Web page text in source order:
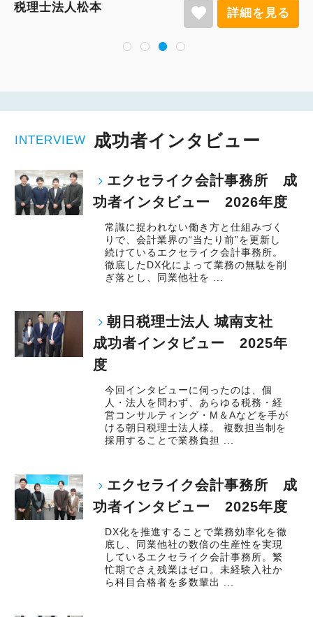
税理士法人松本 favorite 詳細を見る
INTERVIEW 成功者インタビュー
エクセライク会計事務所 成
功者インタビュー 2026年度
常識に捉われない働き方と仕組みづく
りで、会計業界の“当たり前”を更新し
続けているエクセライク会計事務所。
徹底したDX化によって業務の無駄を削
ぎ落とし、同業他社を ...
朝日税理士法人 城南支社
成功者インタビュー 2025年
度
今回インタビューに伺ったのは、個
人・法人を問わず、あらゆる税務・経
営コンサルティング・M＆Aなどを手が
ける朝日税理士法人様。 複数担当制を
採用することで業務負担 ...
エクセライク会計事務所 成
功者インタビュー 2025年度
DX化を推進することで業務効率化を徹
底し、同業他社の数倍の生産性を実現
しているエクセライク会計事務所。繁
忙期でさえ残業はゼロ。未経験入社か
ら科目合格者を多数輩出 ...